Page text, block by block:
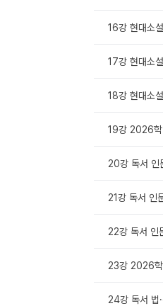
16강 현대소
17강 현대소
18강 현대소
19강 2026학
20강 독서
21강 독서
22강 독서
23강 2026학
24강 독서 법